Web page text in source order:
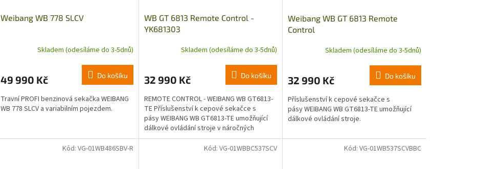
Weibang WB 778 SLCV
Skladem (odesíláme do 3-5dnů)
49 990 Kč Do košíku
Travní PROFI benzinová sekačka WEIBANG
WB 778 SLCV a variabilním pojezdem.
WB GT 6813 Remote Control -
YK681303
Skladem (odesíláme do 3-5dnů)
32 990 Kč Do košíku
REMOTE CONTROL - WEIBANG WB GT6813-
TE Příslušenství k cepové sekačce s
pásy WEIBANG WB GT6813-TE umožňující
dálkové ovládání stroje v náročných
terénech. Dálkové ovládání...
Weibang WB GT 6813 Remote
Control
Skladem (odesíláme do 3-5dnů)
32 990 Kč Do košíku
Příslušenství k cepové sekačce s
pásy WEIBANG WB GT6813-TE umožňující
dálkové ovládání stroje.
Kód: VG-01WB486SBV-R Kód: VG-01WBBC537SCV Kód: VG-01WB537SCVBBC